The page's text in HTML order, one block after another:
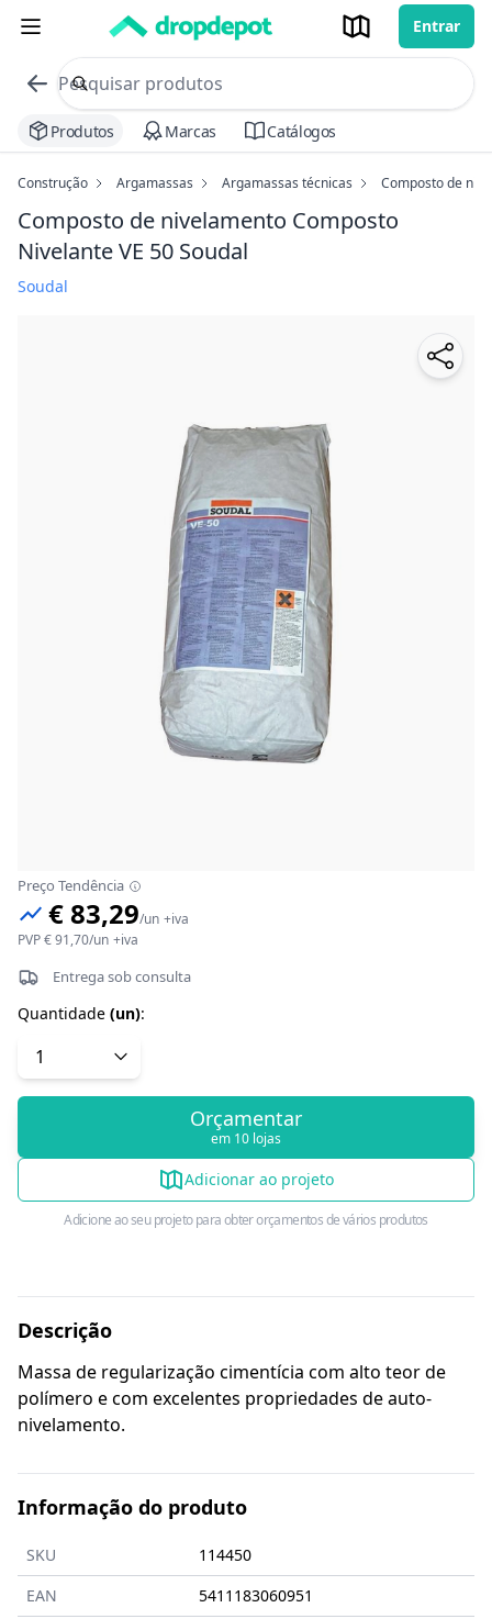
Entrar
commerce search no header
Procurar
Produtos Marcas Catálogos
Construção Argamassas Argamassas técnicas Composto de
Composto de nivelamento Composto
Nivelante VE 50 Soudal
Soudal
Preço Tendência
€ 83,29/un +iva
PVP€ 91,70/un +iva
Entrega sob consulta
Quantidade (un):
Orçamentar
em 10 lojas
Adicionar ao projeto
Adicione ao seu projeto para obter orçamentos de vários produtos
Descrição
Massa de regularização cimentícia com alto teor de
polímero e com excelentes propriedades de auto-
nivelamento.
Informação do produto
SKU
114450
EAN
5411183060951